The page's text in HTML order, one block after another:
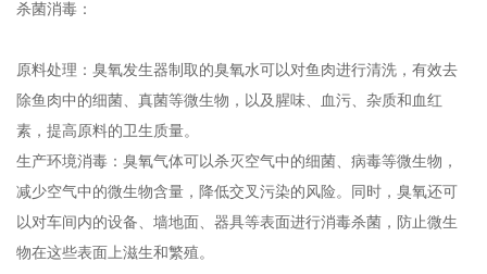
‌杀菌消毒‌：
‌原料处理‌：臭氧发生器制取的臭氧水可以对鱼肉进行清洗，有效去
除鱼肉中的细菌、真菌等微生物，以及腥味、血污、杂质和血红
素，提高原料的卫生质量‌。
‌生产环境消毒‌：臭氧气体可以杀灭空气中的细菌、病毒等微生物，
减少空气中的微生物含量，降低交叉污染的风险。同时，臭氧还可
以对车间内的设备、墙地面、器具等表面进行消毒杀菌，防止微生
物在这些表面上滋生和繁殖‌。